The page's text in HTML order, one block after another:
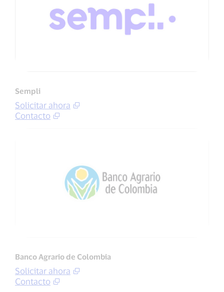
Sempli
Solicitar ahora
Contacto
Banco Agrario de Colombia
Solicitar ahora
Contacto